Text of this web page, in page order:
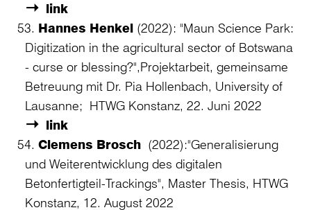
link
Hannes Henkel (2022): "Maun Science Park:
Digitization in the agricultural sector of Botswana
- curse or blessing?",Projektarbeit, gemeinsame
Betreuung mit Dr. Pia Hollenbach, University of
Lausanne; HTWG Konstanz, 22. Juni 2022
link
Clemens Brosch (2022):"Generalisierung
und Weiterentwicklung des digitalen
Betonfertigteil-Trackings", Master Thesis, HTWG
Konstanz, 12. August 2022